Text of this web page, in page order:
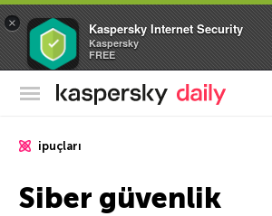
× Kaspersky Internet Security
Kaspersky
FREE
Kaspersky
ipuçları
Siber güvenlik